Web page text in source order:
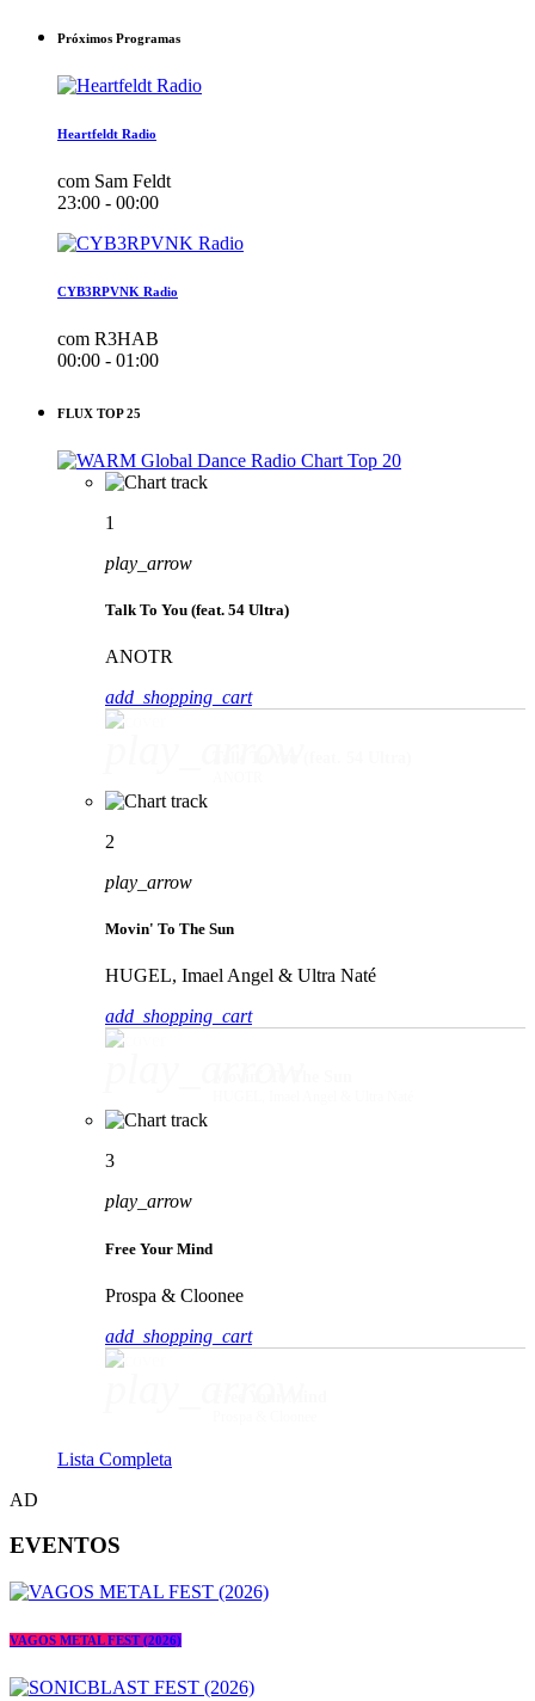
Próximos Programas
Heartfeldt Radio
com Sam Feldt
23:00 - 00:00
CYB3RPVNK Radio
com R3HAB
00:00 - 01:00
FLUX TOP 25
1
play_arrow
Talk To You (feat. 54 Ultra)
ANOTR
add_shopping_cart
2
play_arrow
Movin' To The Sun
HUGEL, Imael Angel & Ultra Naté
add_shopping_cart
3
play_arrow
Free Your Mind
Prospa & Cloonee
add_shopping_cart
Lista Completa
AD
EVENTOS
VAGOS METAL FEST (2026)